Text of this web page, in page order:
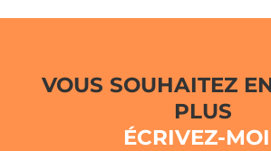
VOUS SOUHAITEZ
PLUS
ÉCRIVEZ-